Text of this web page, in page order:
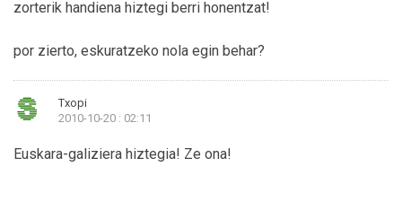
zorterik handiena hiztegi berri honentzat!
por zierto, eskuratzeko nola egin behar?
Txopi
2010-10-20 : 02:11
Euskara-galiziera hiztegia! Ze ona!